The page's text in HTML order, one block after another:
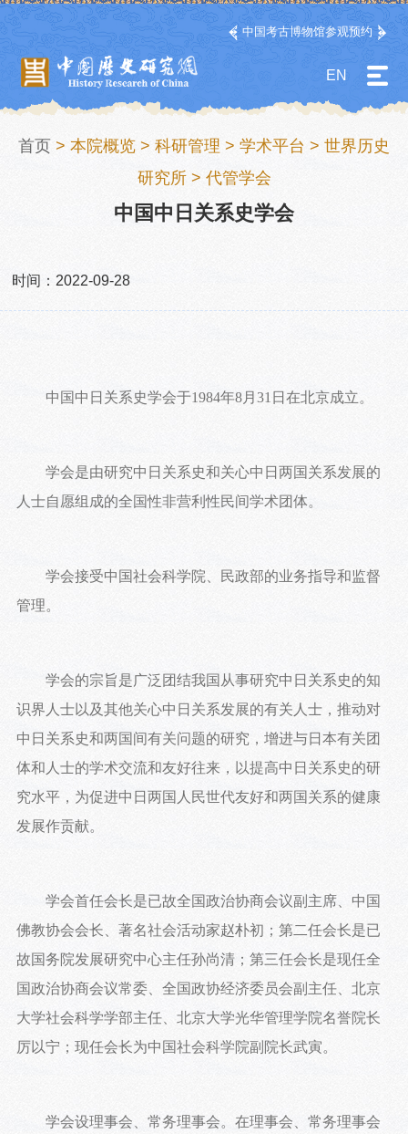
中国考古博物馆参观预约
EN
首页 > 本院概览 > 科研管理 > 学术平台 > 世界历史
研究所> 代管学会
中国中日关系史学会
时间：2022-09-28
中国中日关系史学会于1984年8月31日在北京成立。
学会是由研究中日关系史和关心中日两国关系发展的
人士自愿组成的全国性非营利性民间学术团体。
学会接受中国社会科学院、民政部的业务指导和监督
管理。
学会的宗旨是广泛团结我国从事研究中日关系史的知
识界人士以及其他关心中日关系发展的有关人士，推动对
中日关系史和两国间有关问题的研究，增进与日本有关团
体和人士的学术交流和友好往来，以提高中日关系史的研
究水平，为促进中日两国人民世代友好和两国关系的健康
发展作贡献。
学会首任会长是已故全国政治协商会议副主席、中国
佛教协会会长、著名社会活动家赵朴初；第二任会长是已
故国务院发展研究中心主任孙尚清；第三任会长是现任全
国政治协商会议常委、全国政协经济委员会副主任、北京
大学社会科学学部主任、北京大学光华管理学院名誉院长
厉以宁；现任会长为中国社会科学院副院长武寅。
学会设理事会、常务理事会。在理事会、常务理事会